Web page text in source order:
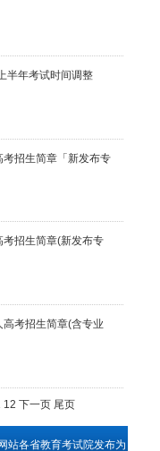
半年考试时间调整
招生简章「新发布专
招生简章(新发布专
考招生简章(含专业
12 下一页 尾页
站各省教育考试院发布为